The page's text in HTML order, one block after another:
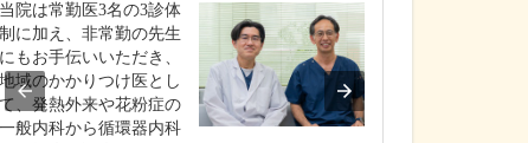
当院は常勤医3名の3診体
制に加え、非常勤の先生
にもお手伝いいただき、
地域のかかりつけ医とし
て、発熱外来や花粉症の
一般内科から循環器内科